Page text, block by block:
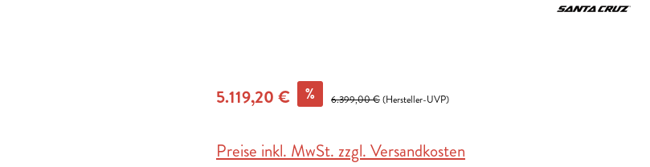
5.119,20 € % 6.399,00 €(Hersteller-UVP)
Preise inkl. MwSt. zzgl. Versandkosten